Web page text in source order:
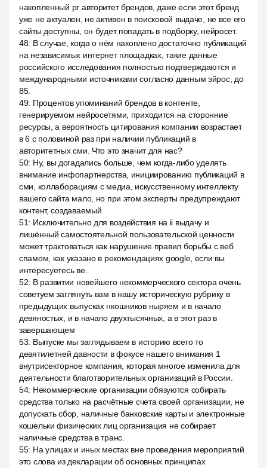
накопленный pr авторитет брендов, даже если этот бренд
уже не актуален, не активен в поисковой выдаче, не все его
сайты доступны, он будет попадать в подборку, нейросет.
48: В случае, когда о нём накоплено достаточно публикаций
на независимых интернет площадках, такие данные
российского исследования полностью подтверждаются и
международными источниками согласно данным эйрос, до
85.
49: Процентов упоминаний брендов в контенте,
генерируемом нейросетями, приходится на сторонние
ресурсы, а вероятность цитирования компании возрастает
в 6 с половиной раз при наличии публикаций в
авторитетных сми. Что это значит для нас?
50: Ну, вы догадались больше, чем когда-либо уделять
внимание инфопартнерства, инициированию публикаций в
сми, коллаборациям с медиа, искусственному интеллекту
вашего сайта мало, но при этом эксперты предупреждают
контент, создаваемый
51: Исключительно для воздействия на ii выдачу и
лишённый самостоятельной пользовательской ценности
может трактоваться как нарушение правил борьбы с веб
спамом, как указано в рекомендациях google, если вы
интересуетесь ве.
52: В развитии новейшего некоммерческого сектора очень
советуем заглянуть вам в нашу историческую рубрику в
предыдущих выпусках нкошников ныряем и в начало
девяностых, и в начало двухтысячных, а в этот раз в
завершающем
53: Выпуске мы заглядываем в историю всего то
девятилетней давности в фокусе нашего внимания 1
внутрисекторное компания, которая многое изменила для
деятельности благотворительных организаций в России.
54: Некоммерческие организации обязуются собирать
средства только на расчётные счета своей организации, не
допускать сбор, наличные банковские карты и электронные
кошельки физических лиц организация не собирает
наличные средства в транс.
55: На улицах и иных местах вне проведения мероприятий
это слова из декларации об основных принципах